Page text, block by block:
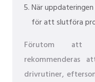
När
för att slutföra
Förutom att
rekommenderas
drivrutiner,